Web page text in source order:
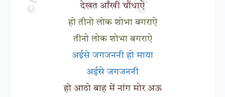
देखत आँखी चौंधाऐ
हो तीनो लोक शोभा बगराऐ
तीनो लोक शोभा बगराऐ
अईसे जगजननी हो माया
अईसे जगजननी
हो आठो बाह में नांग मोर अऊ